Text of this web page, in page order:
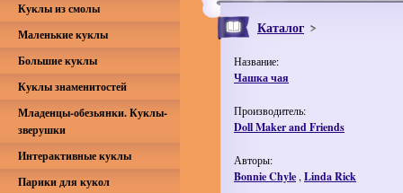
Каталог
Название:
Чашка чая
Производитель:
Doll Maker and Friends
Авторы:
Bonnie Chyle , Linda Rick
Куклы из смолы
Маленькие куклы
Большие куклы
Куклы знаменитостей
Младенцы-обезьянки. Куклы-
зверушки
Интерактивные куклы
Парики для кукол